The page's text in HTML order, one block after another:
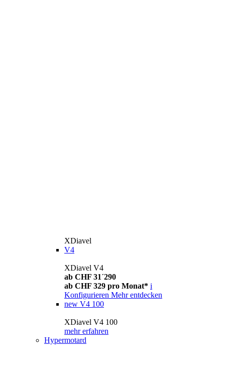
XDiavel
V4
XDiavel V4
ab CHF 31´290
ab CHF 329 pro Monat* i
Konfigurieren Mehr entdecken
new V4 100
XDiavel V4 100
mehr erfahren
Hypermotard